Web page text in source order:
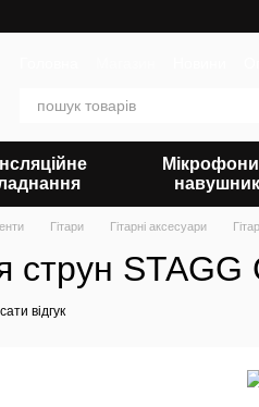
Гітари Гітарні аксесуари
струн STAGG
відгук